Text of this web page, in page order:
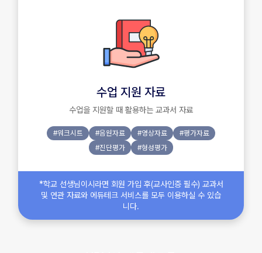
수업 지원 자료
수업을 지원할 때 활용하는 교과서 자료
#워크시트 #음원자료 #영상자료
#평가자료
#진단평가
#형성평가
*학교 선생님이시라면 회원 가입 후(교사인증 필수) 교과서
및 연관 자료와 에듀테크 서비스를 모두 이용하실 수 있습
니다.